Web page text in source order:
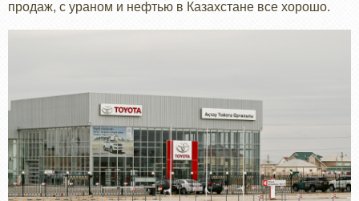
продаж, с ураном и нефтью в Казахстане все хорошо.